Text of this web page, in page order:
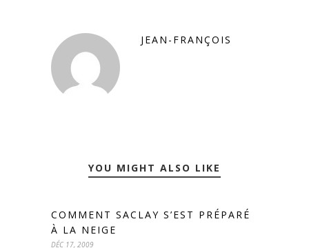
JEAN-FRANÇOIS
YOU MIGHT ALSO LIKE
COMMENT SACLAY S’EST PRÉPARÉ
À LA NEIGE
DÉC 17, 2009